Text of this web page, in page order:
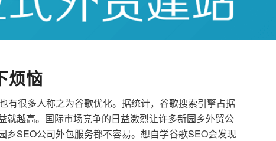
烦恼
有很多人称之为谷歌优化。据统计，谷歌搜索引擎占据
越高。国际市场竞争的日益激烈让许多新园乡外贸公
SEO公司外包服务都不容易。想自学谷歌SEO会发现